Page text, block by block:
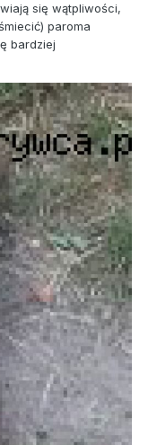
się wątpliwości,
paroma
bardziej